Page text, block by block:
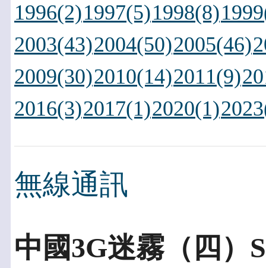
1996(2)1997(5)1998(8)
2003(43)2004(50)2005(46)
2009(30)2010(14)2011(9)
2016(3)2017(1)2020(1)
無線通訊
中國3G迷霧（四）